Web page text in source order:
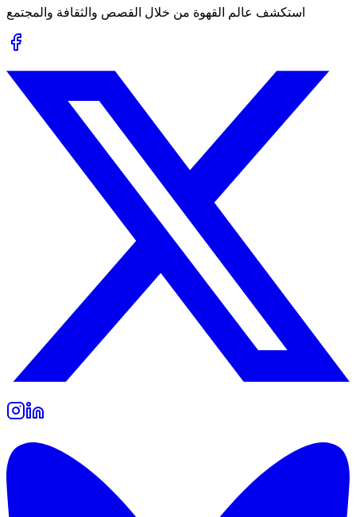
استكشف عالم القهوة من خلال القصص والثقافة والمجتمع